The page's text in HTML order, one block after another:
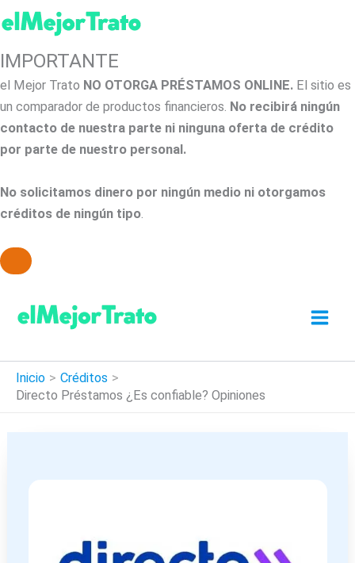
IMPORTANTE
el Mejor Trato NO OTORGA PRÉSTAMOS ONLINE. El sitio es
un comparador de productos financieros. No recibirá ningún
contacto de nuestra parte ni ninguna oferta de crédito
por parte de nuestro personal.
No solicitamos dinero por ningún medio ni otorgamos
créditos de ningún tipo.
contenido
Inicio
Créditos
Directo Préstamos ¿Es confiable? Opiniones